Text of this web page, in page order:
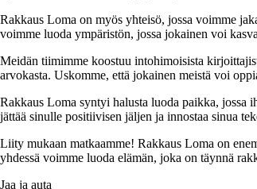
Rakkaus Loma on myös yhteisö, jossa voimme
voimme luoda ympäristön, jossa jokainen voi
Meidän tiimimme koostuu intohimoisista
arvokasta. Uskomme, että jokainen meistä voi
Rakkaus Loma syntyi halusta luoda paikka, jossa
jättää sinulle positiivisen jäljen ja innostaa sinua
Liity mukaan matkaamme! Rakkaus Loma on
yhdessä voimme luoda elämän, joka on täynnä
Jaa ja auta